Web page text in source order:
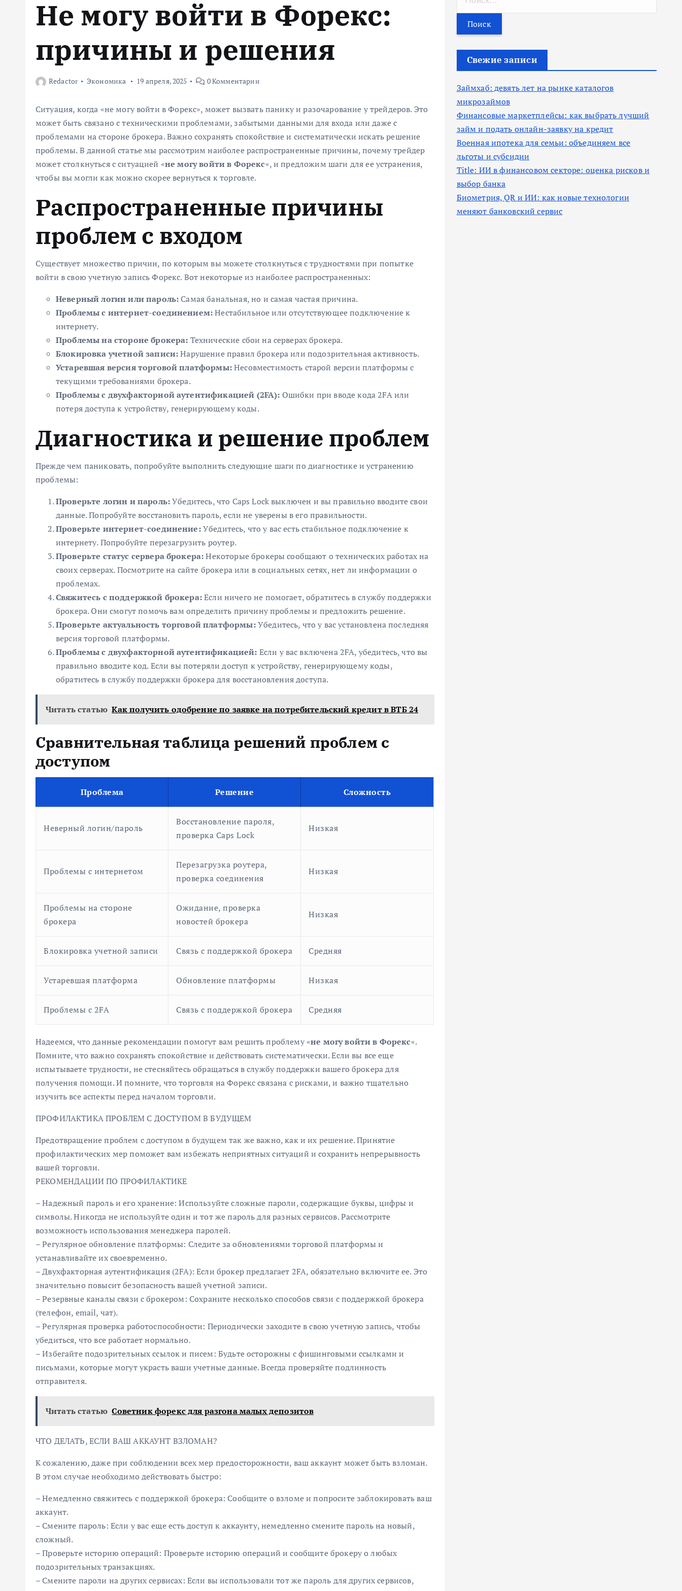
Не могу войти в Форекс:
причины и решения
Redactor Экономика 19 апреля, 2025 0 Комментарии
Ситуация, когда «не могу войти в Форекс», может вызвать панику и разочарование у трейдеров. Это
может быть связано с техническими проблемами, забытыми данными для входа или даже с
проблемами на стороне брокера. Важно сохранять спокойствие и систематически искать решение
проблемы. В данной статье мы рассмотрим наиболее распространенные причины, почему трейдер
может столкнуться с ситуацией «не могу войти в Форекс«, и предложим шаги для ее устранения,
чтобы вы могли как можно скорее вернуться к торговле.
Распространенные причины
проблем с входом
Существует множество причин, по которым вы можете столкнуться с трудностями при попытке
войти в свою учетную запись Форекс. Вот некоторые из наиболее распространенных:
Неверный логин или пароль: Самая банальная, но и самая частая причина.
Проблемы с интернет-соединением:Нестабильное или отсутствующее подключение к
интернету.
Проблемы на стороне брокера: Технические сбои на серверах брокера.
Блокировка учетной записи:Нарушение правил брокера или подозрительная активность.
Устаревшая версия торговой платформы:Несовместимость старой версии платформы с
текущими требованиями брокера.
Проблемы с двухфакторной аутентификацией (2FA): Ошибки при вводе кода 2FA или
потеря доступа к устройству, генерирующему коды.
Диагностика и решение проблем
Прежде чем паниковать, попробуйте выполнить следующие шаги по диагностике и устранению
проблемы:
Проверьте логин и пароль:Убедитесь, что Caps Lock выключен и вы правильно вводите свои
данные. Попробуйте восстановить пароль, если не уверены в его правильности.
Проверьте интернет-соединение:Убедитесь, что у вас есть стабильное подключение к
интернету. Попробуйте перезагрузить роутер.
Проверьте статус сервера брокера:Некоторые брокеры сообщают о технических работах на
своих серверах. Посмотрите на сайте брокера или в социальных сетях, нет ли информации о
проблемах.
Свяжитесь с поддержкой брокера:Если ничего не помогает, обратитесь в службу поддержки
брокера. Они смогут помочь вам определить причину проблемы и предложить решение.
Проверьте актуальность торговой платформы:Убедитесь, что у вас установлена последняя
версия торговой платформы.
Проблемы с двухфакторной аутентификацией: Если у вас включена 2FA, убедитесь, что вы
правильно вводите код. Если вы потеряли доступ к устройству, генерирующему коды,
обратитесь в службу поддержки брокера для восстановления доступа.
Читать статью Как получить одобрение по заявке на потребительский кредит в ВТБ 24
Сравнительная таблица решений проблем с
доступом
Проблема Решение Сложность
Неверный логин/пароль
Восстановление пароля,
проверка Caps Lock
Низкая
Проблемы с интернетом
Перезагрузка роутера,
проверка соединения
Низкая
Проблемы на стороне
брокера
Ожидание, проверка
новостей брокера
Низкая
Блокировка учетной записи Связь с поддержкой брокера Средняя
Устаревшая платформа Обновление платформы Низкая
Проблемы с 2FA Связь с поддержкой брокера Средняя
Надеемся, что данные рекомендации помогут вам решить проблему «не могу войти в Форекс«.
Помните, что важно сохранять спокойствие и действовать систематически. Если вы все еще
испытываете трудности, не стесняйтесь обращаться в службу поддержки вашего брокера для
получения помощи. И помните, что торговля на Форекс связана с рисками, и важно тщательно
изучить все аспекты перед началом торговли.
ПРОФИЛАКТИКА ПРОБЛЕМ С ДОСТУПОМ В БУДУЩЕМ
Предотвращение проблем с доступом в будущем так же важно, как и их решение. Принятие
профилактических мер поможет вам избежать неприятных ситуаций и сохранить непрерывность
вашей торговли.
РЕКОМЕНДАЦИИ ПО ПРОФИЛАКТИКЕ
– Надежный пароль и его хранение: Используйте сложные пароли, содержащие буквы, цифры и
символы. Никогда не используйте один и тот же пароль для разных сервисов. Рассмотрите
возможность использования менеджера паролей.
– Регулярное обновление платформы: Следите за обновлениями торговой платформы и
устанавливайте их своевременно.
– Двухфакторная аутентификация (2FA): Если брокер предлагает 2FA, обязательно включите ее. Это
значительно повысит безопасность вашей учетной записи.
– Резервные каналы связи с брокером: Сохраните несколько способов связи с поддержкой брокера
(телефон, email, чат).
– Регулярная проверка работоспособности: Периодически заходите в свою учетную запись, чтобы
убедиться, что все работает нормально.
– Избегайте подозрительных ссылок и писем: Будьте осторожны с фишинговыми ссылками и
письмами, которые могут украсть ваши учетные данные. Всегда проверяйте подлинность
отправителя.
Читать статью Советник форекс для разгона малых депозитов
ЧТО ДЕЛАТЬ, ЕСЛИ ВАШ АККАУНТ ВЗЛОМАН?
К сожалению, даже при соблюдении всех мер предосторожности, ваш аккаунт может быть взломан.
В этом случае необходимо действовать быстро:
– Немедленно свяжитесь с поддержкой брокера: Сообщите о взломе и попросите заблокировать ваш
аккаунт.
– Смените пароль: Если у вас еще есть доступ к аккаунту, немедленно смените пароль на новый,
сложный.
– Проверьте историю операций: Проверьте историю операций и сообщите брокеру о любых
подозрительных транзакциях.
– Смените пароли на других сервисах: Если вы использовали тот же пароль для других сервисов,
т
и
Свежие записи
Займхаб: девять лет на рынке каталогов
микрозаймов
Финансовые маркетплейсы: как выбрать лучший
займ и подать онлайн-заявку на кредит
Военная ипотека для семьи: объединяем все
льготы и субсидии
Title: ИИ в финансовом секторе: оценка рисков и
выбор банка
Биометрия, QR и ИИ: как новые технологии
меняют банковский сервис